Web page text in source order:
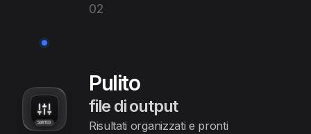
02
Pulito
file di output
Risultati organizzati e pronti